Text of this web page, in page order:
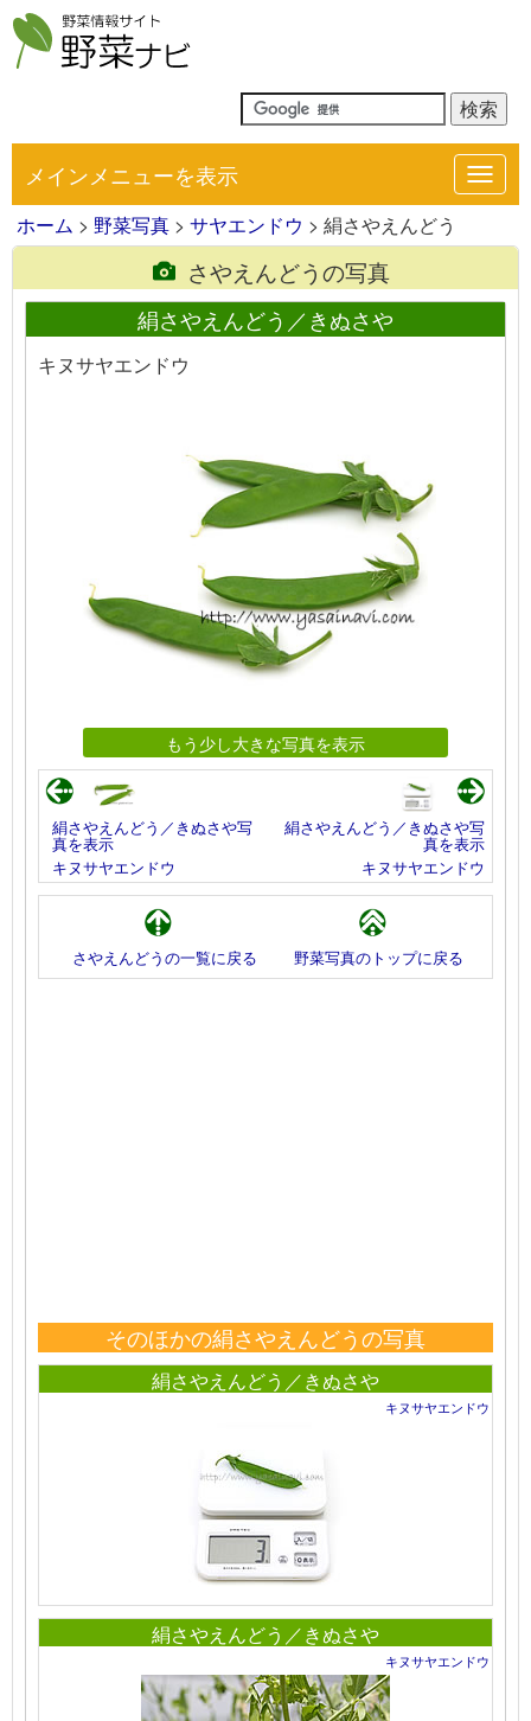
メインメニューを表示
ホーム > 野菜写真 > サヤエンドウ > 絹さやえんどう
さやえんどうの写真
絹さやえんどう／きぬさや
キヌサヤエンドウ
もう少し大きな写真を表示
絹さやえんどう／きぬさや写
真を表示
キヌサヤエンドウ
絹さやえんどう／きぬさや写
真を表示
キヌサヤエンドウ
さやえんどうの一覧に戻る 野菜写真のトップに戻る
そのほかの絹さやえんどうの写真
絹さやえんどう／きぬさや
キヌサヤエンドウ
絹さやえんどう／きぬさや
キヌサヤエンドウ